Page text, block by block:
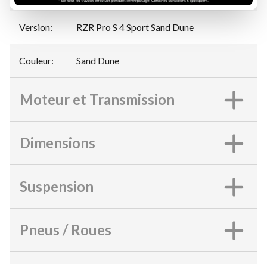
Version: RZR Pro S 4 Sport Sand Dune
Couleur: Sand Dune
Moteur et Transmission
Dimensions
Suspension
Pneus / Roues